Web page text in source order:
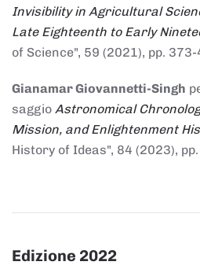
Invisibility in Agricultural
Late Eighteenth to Early
of Science", 59 (2021), pp.
Gianamar Giovannetti-Singh
saggio Astronomical
Mission, and Enlightenment
History of Ideas", 84 (2023),
Edizione 2022